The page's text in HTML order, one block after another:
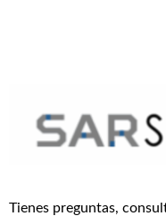
Tienes preguntas,